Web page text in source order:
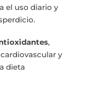
el uso diario y
,
y
dieta